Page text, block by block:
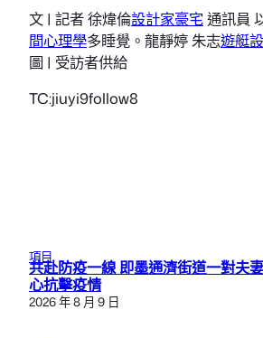
文 | 記者 徐煒倫設計家豪宅通訊員
間心理學多睡覺。龍靜婷 朱志遊艇
圖 | 受訪者供給
TC:jiuyi9follow8
項目
共赴防疫一線 即墨通濟街道一對夫
心抗擊疫情
2026 年 8 月 9 日